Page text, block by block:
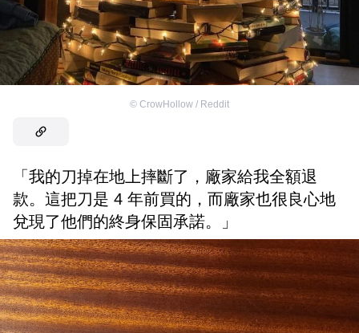
© CrowHollow / Reddit
「我的刀掉在地上摔斷了，廠家給我全額退
款。這把刀是 4 年前買的，而廠家也很良心地
兌現了他們的終身保固承諾。」